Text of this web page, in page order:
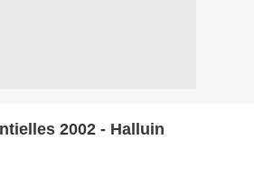
2002 - Halluin